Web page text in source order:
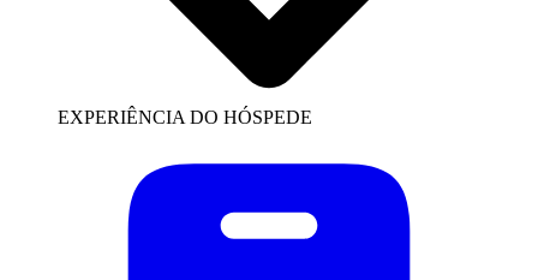
EXPERIÊNCIA DO HÓSPEDE